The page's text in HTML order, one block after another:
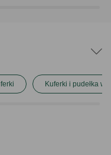
Kuferki i pudełka